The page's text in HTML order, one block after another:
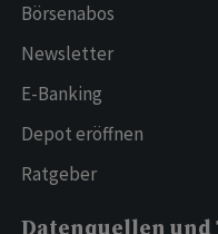
Börsenabos
Newsletter
E-Banking
Depot eröffnen
Ratgeber